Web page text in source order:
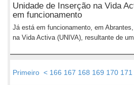
Unidade de Inserção na Vida
em funcionamento
Já está em funcionamento, em
na Vida Activa (UNIVA), resultante de
Primeiro < 166 167 168 169 170 171